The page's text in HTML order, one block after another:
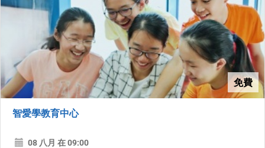
免費
智愛學教育中心
08 八月 在 09:00